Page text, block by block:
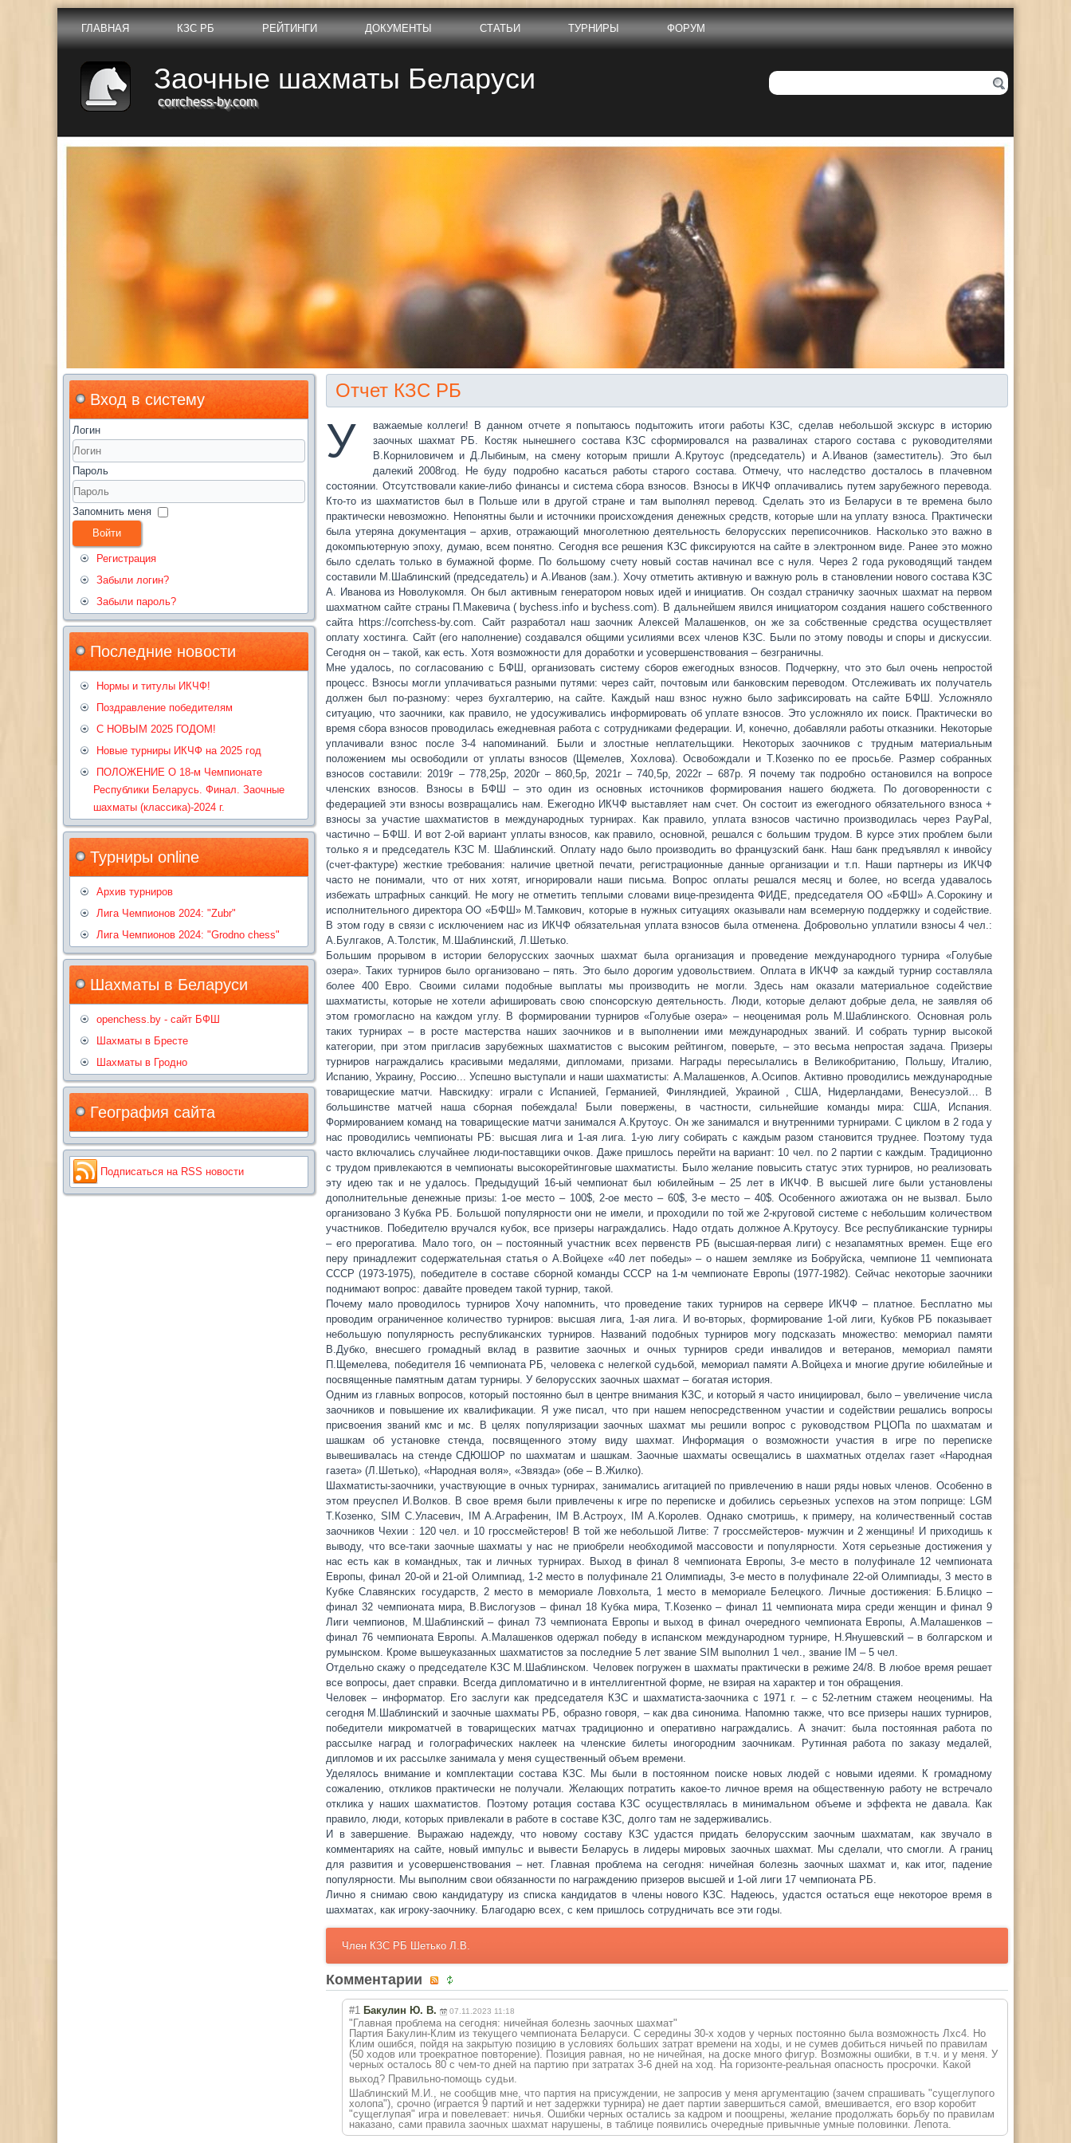
ГЛАВНАЯ КЗС РБ РЕЙТИНГИ ДОКУМЕНТЫ СТАТЬИ ТУРНИРЫ ФОРУМ
Заочные шахматы Беларуси
corrchess-by.com
Вход в систему
Логин
Пароль
Запомнить меня
Войти
Регистрация
Забыли логин?
Забыли пароль?
Последние новости
Нормы и титулы ИКЧФ!
Поздравление победителям
С НОВЫМ 2025 ГОДОМ!
Новые турниры ИКЧФ на 2025 год
ПОЛОЖЕНИЕ О 18-м Чемпионате
Республики Беларусь. Финал. Заочные
шахматы (классика)-2024 г.
Турниры online
Архив турниров
Лига Чемпионов 2024: "Zubr"
Лига Чемпионов 2024: "Grodno chess"
Шахматы в Беларуси
openchess.by - сайт БФШ
Шахматы в Бресте
Шахматы в Гродно
География сайта
Подписаться на RSS новости
Отчет КЗС РБ
У
важаемые коллеги! В данном отчете я попытаюсь подытожить итоги работы КЗС, сделав небольшой экскурс в историю
заочных шахмат РБ. Костяк нынешнего состава КЗС сформировался на развалинах старого состава с руководителями
В.Корниловичем и Д.Лыбиным, на смену которым пришли А.Крутоус (председатель) и А.Иванов (заместитель). Это был
далекий 2008год. Не буду подробно касаться работы старого состава. Отмечу, что наследство досталось в плачевном
состоянии. Отсутствовали какие-либо финансы и система сбора взносов. Взносы в ИКЧФ оплачивались путем зарубежного перевода.
Кто-то из шахматистов был в Польше или в другой стране и там выполнял перевод. Сделать это из Беларуси в те времена было
практически невозможно. Непонятны были и источники происхождения денежных средств, которые шли на уплату взноса. Практически
была утеряна документация – архив, отражающий многолетнюю деятельность белорусских переписочников. Насколько это важно в
докомпьютерную эпоху, думаю, всем понятно. Сегодня все решения КЗС фиксируются на сайте в электронном виде. Ранее это можно
было сделать только в бумажной форме. По большому счету новый состав начинал все с нуля. Через 2 года руководящий тандем
составили М.Шаблинский (председатель) и А.Иванов (зам.). Хочу отметить активную и важную роль в становлении нового состава КЗС
А. Иванова из Новолукомля. Он был активным генератором новых идей и инициатив. Он создал страничку заочных шахмат на первом
шахматном сайте страны П.Макевича ( bychess.info и bychess.com). В дальнейшем явился инициатором создания нашего собственного
сайта https://corrchess-by.com. Сайт разработал наш заочник Алексей Малашенков, он же за собственные средства осуществляет
оплату хостинга. Сайт (его наполнение) создавался общими усилиями всех членов КЗС. Были по этому поводы и споры и дискуссии.
Сегодня он – такой, как есть. Хотя возможности для доработки и усовершенствования – безграничны.
Мне удалось, по согласованию с БФШ, организовать систему сборов ежегодных взносов. Подчеркну, что это был очень непростой
процесс. Взносы могли уплачиваться разными путями: через сайт, почтовым или банковским переводом. Отслеживать их получатель
должен был по-разному: через бухгалтерию, на сайте. Каждый наш взнос нужно было зафиксировать на сайте БФШ. Усложняло
ситуацию, что заочники, как правило, не удосуживались информировать об уплате взносов. Это усложняло их поиск. Практически во
время сбора взносов проводилась ежедневная работа с сотрудниками федерации. И, конечно, добавляли работы отказники. Некоторые
уплачивали взнос после 3-4 напоминаний. Были и злостные неплательщики. Некоторых заочников с трудным материальным
положением мы освободили от уплаты взносов (Щемелев, Хохлова). Освобождали и Т.Козенко по ее просьбе. Размер собранных
взносов составили: 2019г – 778,25р, 2020г – 860,5р, 2021г – 740,5р, 2022г – 687р. Я почему так подробно остановился на вопросе
членских взносов. Взносы в БФШ – это один из основных источников формирования нашего бюджета. По договоренности с
федерацией эти взносы возвращались нам. Ежегодно ИКЧФ выставляет нам счет. Он состоит из ежегодного обязательного взноса +
взносы за участие шахматистов в международных турнирах. Как правило, уплата взносов частично производилась через PayPal,
частично – БФШ. И вот 2-ой вариант уплаты взносов, как правило, основной, решался с большим трудом. В курсе этих проблем были
только я и председатель КЗС М. Шаблинский. Оплату надо было производить во французский банк. Наш банк предъявлял к инвойсу
(счет-фактуре) жесткие требования: наличие цветной печати, регистрационные данные организации и т.п. Наши партнеры из ИКЧФ
часто не понимали, что от них хотят, игнорировали наши письма. Вопрос оплаты решался месяц и более, но всегда удавалось
избежать штрафных санкций. Не могу не отметить теплыми словами вице-президента ФИДЕ, председателя ОО «БФШ» А.Сорокину и
исполнительного директора ОО «БФШ» М.Тамкович, которые в нужных ситуациях оказывали нам всемерную поддержку и содействие.
В этом году в связи с исключением нас из ИКЧФ обязательная уплата взносов была отменена. Добровольно уплатили взносы 4 чел.:
А.Булгаков, А.Толстик, М.Шаблинский, Л.Шетько.
Большим прорывом в истории белорусских заочных шахмат была организация и проведение международного турнира «Голубые
озера». Таких турниров было организовано – пять. Это было дорогим удовольствием. Оплата в ИКЧФ за каждый турнир составляла
более 400 Евро. Своими силами подобные выплаты мы производить не могли. Здесь нам оказали материальное содействие
шахматисты, которые не хотели афишировать свою спонсорскую деятельность. Люди, которые делают добрые дела, не заявляя об
этом громогласно на каждом углу. В формировании турниров «Голубые озера» – неоценимая роль М.Шаблинского. Основная роль
таких турнирах – в росте мастерства наших заочников и в выполнении ими международных званий. И собрать турнир высокой
категории, при этом пригласив зарубежных шахматистов с высоким рейтингом, поверьте, – это весьма непростая задача. Призеры
турниров награждались красивыми медалями, дипломами, призами. Награды пересылались в Великобританию, Польшу, Италию,
Испанию, Украину, Россию... Успешно выступали и наши шахматисты: А.Малашенков, А.Осипов. Активно проводились международные
товарищеские матчи. Навскидку: играли с Испанией, Германией, Финляндией, Украиной , США, Нидерландами, Венесуэлой… В
большинстве матчей наша сборная побеждала! Были повержены, в частности, сильнейшие команды мира: США, Испания.
Формированием команд на товарищеские матчи занимался А.Крутоус. Он же занимался и внутренними турнирами. С циклом в 2 года у
нас проводились чемпионаты РБ: высшая лига и 1-ая лига. 1-ую лигу собирать с каждым разом становится труднее. Поэтому туда
часто включались случайнее люди-поставщики очков. Даже пришлось перейти на вариант: 10 чел. по 2 партии с каждым. Традиционно
с трудом привлекаются в чемпионаты высокорейтинговые шахматисты. Было желание повысить статус этих турниров, но реализовать
эту идею так и не удалось. Предыдущий 16-ый чемпионат был юбилейным – 25 лет в ИКЧФ. В высшей лиге были установлены
дополнительные денежные призы: 1-ое место – 100$, 2-ое место – 60$, 3-е место – 40$. Особенного ажиотажа он не вызвал. Было
организовано 3 Кубка РБ. Большой популярности они не имели, и проходили по той же 2-круговой системе с небольшим количеством
участников. Победителю вручался кубок, все призеры награждались. Надо отдать должное А.Крутоусу. Все республиканские турниры
– его прерогатива. Мало того, он – постоянный участник всех первенств РБ (высшая-первая лиги) с незапамятных времен. Еще его
перу принадлежит содержательная статья о А.Войцехе «40 лет победы» – о нашем земляке из Бобруйска, чемпионе 11 чемпионата
СССР (1973-1975), победителе в составе сборной команды СССР на 1-м чемпионате Европы (1977-1982). Сейчас некоторые заочники
поднимают вопрос: давайте проведем такой турнир, такой.
Почему мало проводилось турниров Хочу напомнить, что проведение таких турниров на сервере ИКЧФ – платное. Бесплатно мы
проводим ограниченное количество турниров: высшая лига, 1-ая лига. И во-вторых, формирование 1-ой лиги, Кубков РБ показывает
небольшую популярность республиканских турниров. Названий подобных турниров могу подсказать множество: мемориал памяти
В.Дубко, внесшего громадный вклад в развитие заочных и очных турниров среди инвалидов и ветеранов, мемориал памяти
П.Щемелева, победителя 16 чемпионата РБ, человека с нелегкой судьбой, мемориал памяти А.Войцеха и многие другие юбилейные и
посвященные памятным датам турниры. У белорусских заочных шахмат – богатая история.
Одним из главных вопросов, который постоянно был в центре внимания КЗС, и который я часто инициировал, было – увеличение числа
заочников и повышение их квалификации. Я уже писал, что при нашем непосредственном участии и содействии решались вопросы
присвоения званий кмс и мс. В целях популяризации заочных шахмат мы решили вопрос с руководством РЦОПа по шахматам и
шашкам об установке стенда, посвященного этому виду шахмат. Информация о возможности участия в игре по переписке
вывешивалась на стенде СДЮШОР по шахматам и шашкам. Заочные шахматы освещались в шахматных отделах газет «Народная
газета» (Л.Шетько), «Народная воля», «Звязда» (обе – В.Жилко).
Шахматисты-заочники, участвующие в очных турнирах, занимались агитацией по привлечению в наши ряды новых членов. Особенно в
этом преуспел И.Волков. В свое время были привлечены к игре по переписке и добились серьезных успехов на этом поприще: LGM
Т.Козенко, SIM С.Уласевич, IM А.Аграфенин, IM В.Астроух, IM А.Королев. Однако смотришь, к примеру, на количественный состав
заочников Чехии : 120 чел. и 10 гроссмейстеров! В той же небольшой Литве: 7 гроссмейстеров- мужчин и 2 женщины! И приходишь к
выводу, что все-таки заочные шахматы у нас не приобрели необходимой массовости и популярности. Хотя серьезные достижения у
нас есть как в командных, так и личных турнирах. Выход в финал 8 чемпионата Европы, 3-е место в полуфинале 12 чемпионата
Европы, финал 20-ой и 21-ой Олимпиад, 1-2 место в полуфинале 21 Олимпиады, 3-е место в полуфинале 22-ой Олимпиады, 3 место в
Кубке Славянских государств, 2 место в мемориале Ловхольта, 1 место в мемориале Белецкого. Личные достижения: Б.Блицко –
финал 32 чемпионата мира, В.Вислогузов – финал 18 Кубка мира, Т.Козенко – финал 11 чемпионата мира среди женщин и финал 9
Лиги чемпионов, М.Шаблинский – финал 73 чемпионата Европы и выход в финал очередного чемпионата Европы, А.Малашенков –
финал 76 чемпионата Европы. А.Малашенков одержал победу в испанском международном турнире, Н.Янушевский – в болгарском и
румынском. Кроме вышеуказанных шахматистов за последние 5 лет звание SIM выполнил 1 чел., звание IM – 5 чел.
Отдельно скажу о председателе КЗС М.Шаблинском. Человек погружен в шахматы практически в режиме 24/8. В любое время решает
все вопросы, дает справки. Всегда дипломатично и в интеллигентной форме, не взирая на характер и тон обращения.
Человек – информатор. Его заслуги как председателя КЗС и шахматиста-заочника с 1971 г. – с 52-летним стажем неоценимы. На
сегодня М.Шаблинский и заочные шахматы РБ, образно говоря, – как два синонима. Напомню также, что все призеры наших турниров,
победители микроматчей в товарищеских матчах традиционно и оперативно награждались. А значит: была постоянная работа по
рассылке наград и голографических наклеек на членские билеты иногородним заочникам. Рутинная работа по заказу медалей,
дипломов и их рассылке занимала у меня существенный объем времени.
Уделялось внимание и комплектации состава КЗС. Мы были в постоянном поиске новых людей с новыми идеями. К громадному
сожалению, откликов практически не получали. Желающих потратить какое-то личное время на общественную работу не встречало
отклика у наших шахматистов. Поэтому ротация состава КЗС осуществлялась в минимальном объеме и эффекта не давала. Как
правило, люди, которых привлекали в работе в составе КЗС, долго там не задерживались.
И в завершение. Выражаю надежду, что новому составу КЗС удастся придать белорусским заочным шахматам, как звучало в
комментариях на сайте, новый импульс и вывести Беларусь в лидеры мировых заочных шахмат. Мы сделали, что смогли. А границ
для развития и усовершенствования – нет. Главная проблема на сегодня: ничейная болезнь заочных шахмат и, как итог, падение
популярности. Мы выполним свои обязанности по награждению призеров высшей и 1-ой лиги 17 чемпионата РБ.
Лично я снимаю свою кандидатуру из списка кандидатов в члены нового КЗС. Надеюсь, удастся остаться еще некоторое время в
шахматах, как игроку-заочнику. Благодарю всех, с кем пришлось сотрудничать все эти годы.
Член КЗС РБ Шетько Л.В.
Комментарии
#1 Бакулин Ю. В. 07.11.2023 11:18
"Главная проблема на сегодня: ничейная болезнь заочных шахмат"
Партия Бакулин-Клим из текущего чемпионата Беларуси. С середины 30-х ходов у черных постоянно была возможность Лхс4. Но
Клим ошибся, пойдя на закрытую позицию в условиях больших затрат времени на ходы, и не сумев добиться ничьей по правилам
(50 ходов или троекратное повторение). Позиция равная, но не ничейная, на доске много фигур. Возможны ошибки, в т.ч. и у меня. У
черных осталось 80 с чем-то дней на партию при затратах 3-6 дней на ход. На горизонте-реальная опасность просрочки. Какой
выход? Правильно-помощь судьи.
Шаблинский М.И., не сообщив мне, что партия на присуждении, не запросив у меня аргументацию (зачем спрашивать "сущеглупого
холопа"), срочно (играется 9 партий и нет задержки турнира) не дает партии завершиться самой, вмешивается, его взор коробит
"сущеглупая" игра и повелевает: ничья. Ошибки черных остались за кадром и поощрены, желание продолжать борьбу по правилам
наказано, сами правила заочных шахмат нарушены, в таблице появились очередные привычные умные половинки. Лепота.